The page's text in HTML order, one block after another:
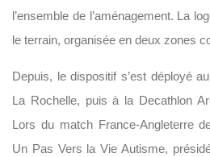
l’ensemble de l’aménagement. La
le terrain, organisée en deux zones
Depuis, le dispositif s’est déployé
La Rochelle, puis à la Decathlon
Lors du match France-Angleterre
Un Pas Vers la Vie Autisme,